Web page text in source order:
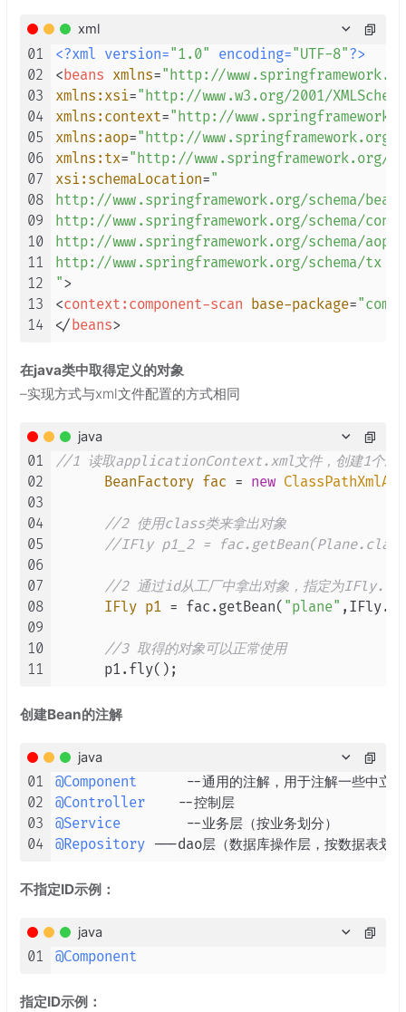
xml
01
02
03
04
05
06
07
08
09
10
11
12
13
14
<?xml version="1.0" encoding="UTF-8"?>
<beans xmlns="http://
xmlns:xsi="http://www.w3.org/2001/
xmlns:context="http://
xmlns:aop="http://www.springframework.org/
xmlns:tx="http://www.springframework.org/
xsi:schemaLocation="
http://www.springframework.org/schema/
http://www.springframework.org/schema/
http://www.springframework.org/schema/
http://www.springframework.org/schema/tx
">
<context:component-scan base-package=
</ beans>
在java类中取得定义的对象
–实现方式与xml文件配置的方式相同
java
01
02
03
04
05
06
07
08
09
10
11
//1 读取applicationContext.xml文件，创建1个对
BeanFactory fac = new
//2 使用class类来拿出对象
//IFly p1_2 =
//2 通过id从工厂中拿出对象，指定为
IFly p1 = fac.getBean( "plane"
//3 取得的对象可以正常使用
创建Bean的注解
java
01
02
03
04
@Component
@Controller
@Service
@Repository
不指定ID示例：
java
01 @Component
指定ID示例：